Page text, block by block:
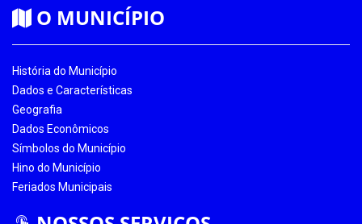
O MUNICÍPIO
História do Município
Dados e Características
Geografia
Dados Econômicos
Símbolos do Município
Hino do Município
Feriados Municipais